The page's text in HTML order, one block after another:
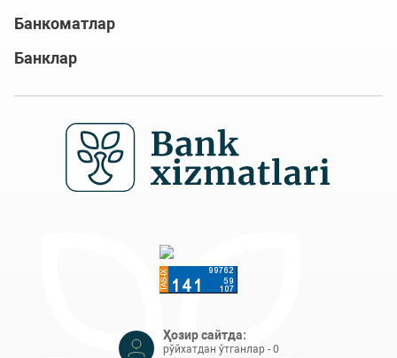
Банкоматлар
Банклар
Ҳозир сайтда:
рўйхатдан ўтганлар - 0